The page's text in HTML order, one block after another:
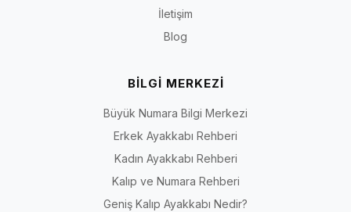
İletişim
Blog
BİLGİ MERKEZİ
Büyük Numara Bilgi Merkezi
Erkek Ayakkabı Rehberi
Kadın Ayakkabı Rehberi
Kalıp ve Numara Rehberi
Geniş Kalıp Ayakkabı Nedir?